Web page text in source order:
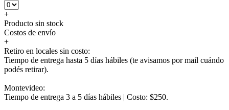
+
Producto sin stock
Costos de envío
+
Retiro en locales sin costo:
Tiempo de entrega hasta 5 días hábiles (te avisamos por mail cuándo
podés retirar).
Montevideo:
Tiempo de entrega 3 a 5 días hábiles | Costo: $250.